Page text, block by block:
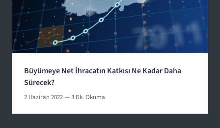
Büyümeye Net İhracatın Katkısı Ne Kadar Daha
Sürecek?
2 Haziran 2022 — 3 Dk. Okuma